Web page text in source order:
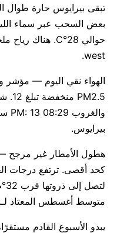
بعض السحب عبر سماء
west.
بيرايوس.
كحد أقصى. ترتفع درجات
متوسط أغسطس المعتاد